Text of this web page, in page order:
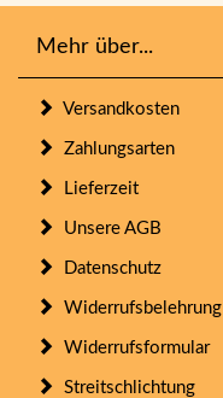
Mehr über...
Versandkosten
Zahlungsarten
Lieferzeit
Unsere AGB
Datenschutz
Widerrufsbelehrung
Widerrufsformular
Streitschlichtung